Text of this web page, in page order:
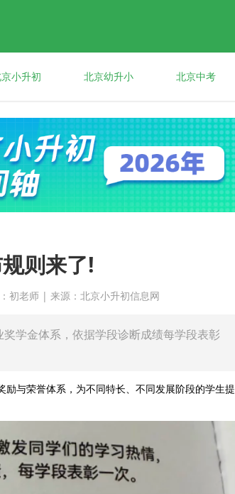
小升初 北京幼升小 北京中考
则来了!
初老师 | 来源：北京小升初信息网
学金体系，依据学段诊断成绩每学段表彰
与荣誉体系，为不同特长、不同发展阶段的学生提